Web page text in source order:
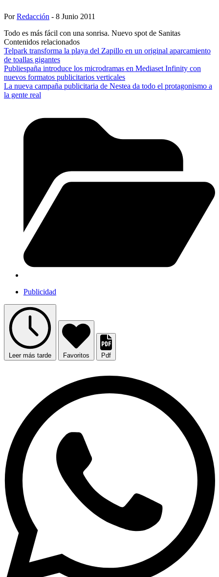
PorRedacción - 8 Junio 2011
Todo es más fácil con una sonrisa. Nuevo spot de Sanitas
Contenidos relacionados
Telpark transforma la playa del Zapillo en un original aparcamiento
de toallas gigantes
Publiespaña introduce los microdramas en Mediaset Infinity con
nuevos formatos publicitarios verticales
La nueva campaña publicitaria de Nestea da todo el protagonismo a
la gente real
Publicidad
Leer más tarde Favoritos Pdf